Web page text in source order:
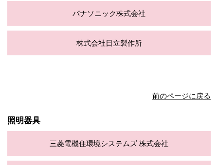
パナソニック株式会社
株式会社日立製作所
前のページに戻る
照明器具
三菱電機住環境システムズ 株式会社